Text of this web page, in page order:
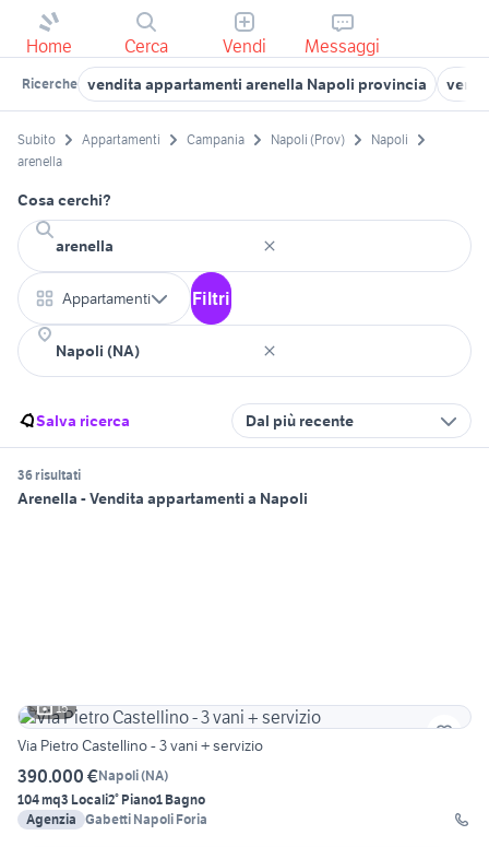
Home Cerca Vendi Messaggi
Ricerche vendita appartamenti arenella Napoli provincia
Subito Appartamenti Campania Napoli (Prov)
Napoli
arenella
Cosa cerchi?
Appartamenti Filtri
Salva ricerca Dal più recente
36 risultati
Arenella - Vendita appartamenti a Napoli
15
Via Pietro Castellino - 3 vani + servizio
390.000 €Napoli(NA)
104 mq3 Locali2° Piano1 Bagno
Agenzia Gabetti Napoli Foria